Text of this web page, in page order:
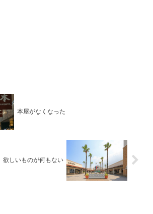
本屋がなくなった
欲しいものが何もない